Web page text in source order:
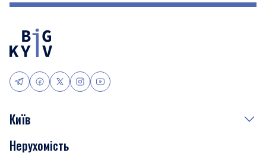
Київ
Події
Нерухомість